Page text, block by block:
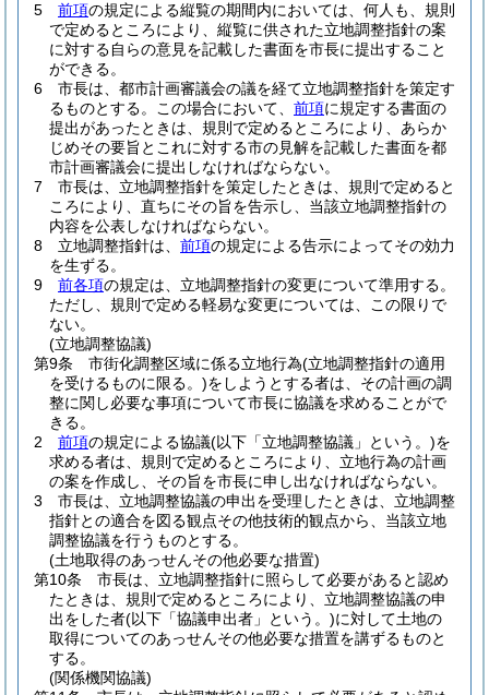
5
前項の規定による縦覧の期間内においては、何人も、規則
で定めるところにより、縦覧に供された立地調整指針の案
に対する自らの意見を記載した書面を市長に提出すること
ができる。
6
市長は、都市計画審議会の議を経て立地調整指針を策定す
るものとする。
この場合において、 前項に規定する書面の
提出があったときは、規則で定めるところにより、あらか
じめその要旨とこれに対する市の見解を記載した書面を都
市計画審議会に提出しなければならない。
7
市長は、立地調整指針を策定したときは、規則で定めると
ころにより、直ちにその旨を告示し、当該立地調整指針の
内容を公表しなければならない。
8
立地調整指針は、 前項の規定による告示によってその効力
を生ずる。
9
前各項の規定は、立地調整指針の変更について準用する。
ただし、規則で定める軽易な変更については、この限りで
ない。
(立地調整協議)
第9条
市街化調整区域に係る立地行為(立地調整指針の適用
を受けるものに限る。)をしようとする者は、その計画の調
整に関し必要な事項について市長に協議を求めることがで
きる。
2
前項の規定による協議(以下「立地調整協議」という。)を
求める者は、規則で定めるところにより、立地行為の計画
の案を作成し、その旨を市長に申し出なければならない。
3
市長は、立地調整協議の申出を受理したときは、立地調整
指針との適合を図る観点その他技術的観点から、当該立地
調整協議を行うものとする。
(土地取得のあっせんその他必要な措置)
第10条
市長は、立地調整指針に照らして必要があると認め
たときは、規則で定めるところにより、立地調整協議の申
出をした者(以下「協議申出者」という。)に対して土地の
取得についてのあっせんその他必要な措置を講ずるものと
する。
(関係機関協議)